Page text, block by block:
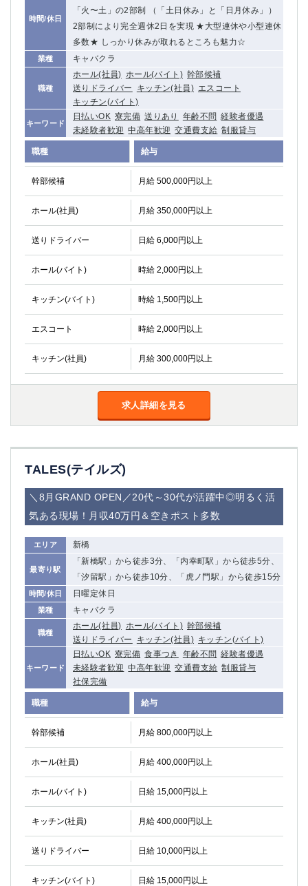
時間/休日
「火〜土」の2部制 （「土日休み」と「日月休み」）
2部制により完全週休2日を実現 ★大型連休や小型連休
多数★ しっかり休みが取れるところも魅力☆
業種 キャバクラ
職種
ホール(社員) ホール(バイト) 幹部候補
送りドライバー
キッチン(社員) エスコート
キッチン(バイト)
キーワード
日払いOK 寮完備 送りあり 年齢不問 経験者優遇
未経験者歓迎 中高年歓迎 交通費支給 制服貸与
職種 給与
幹部候補 月給 500,000円以上
ホール(社員) 月給 350,000円以上
送りドライバー 日給 6,000円以上
ホール(バイト) 時給 2,000円以上
キッチン(バイト) 時給 1,500円以上
エスコート 時給 2,000円以上
キッチン(社員) 月給 300,000円以上
求人詳細を見る
TALES(テイルズ)
＼8月GRAND OPEN／20代～30代が活躍中◎明るく活
気ある現場！月収40万円＆空きポスト多数
エリア 新橋
最寄り駅
「新橋駅」から徒歩3分、「内幸町駅」から徒歩5分、
「汐留駅」から徒歩10分、「虎ノ門駅」から徒歩15分
時間/休日 日曜定休日
業種 キャバクラ
職種
ホール(社員) ホール(バイト) 幹部候補
送りドライバー
キッチン(社員) キッチン(バイト)
キーワード
日払いOK 寮完備 食事つき 年齢不問 経験者優遇
未経験者歓迎 中高年歓迎 交通費支給 制服貸与
社保完備
職種 給与
幹部候補 月給 800,000円以上
ホール(社員) 月給 400,000円以上
ホール(バイト) 日給 15,000円以上
キッチン(社員) 月給 400,000円以上
送りドライバー 日給 10,000円以上
キッチン(バイト) 日給 15,000円以上
葛西
中目黒
ひばりヶ丘（北口）
学芸大学
吉祥寺（南口／公園口）
自由が丘
吉祥寺（北口／東口）
四谷
錦糸町南口
下北沢・経堂
金町（北口）
成増駅徒歩3分の好立地！①JR埼京線「赤羽駅」から徒歩2分 ②東
三軒茶屋（南口）
①歌舞伎町 ②新宿 ③新宿三丁目 ④西
①歌舞伎町 ②新宿 ③西部新宿 ③東新宿
①歌舞伎町 ②新宿
①銀座 ②新橋
錦糸町(南口)
蒲田(西口)
清瀬（南口）
①東武練馬 ②成増・板橋 ③大山 ②池袋
池袋東口
竹ノ塚
三鷹
亀戸
水道橋
荻窪
浅草
祖師ヶ谷大蔵
小岩
湯島
久米川
市川
西麻布
五井
関内
横浜
川崎
藤沢
平塚
武蔵小杉
橋本
関内・馬車道・日ノ出町
元住吉
茅ヶ崎
戸塚
たまプラーザ
大船
厚木
桜木町
埼玉県
大宮
南越谷
志木
川越
草加
南浦和
所沢
熊谷
獨協大学前＜草加松原＞
北浦和（西口）
春日部
川口
蕨
千葉県
船橋
津田沼